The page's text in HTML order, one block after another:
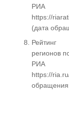
РИА
https://
(дата
Рейтинг
регионов
РИА
https://